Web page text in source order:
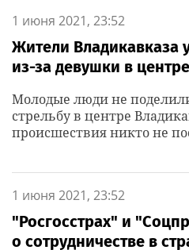
1 июня 2021, 23:52
Жители Владикавказа
из-за девушки в
Молодые люди не
стрельбу в центре
происшествия никто не
1 июня 2021, 23:52
"Росгосстрах" и
о сотрудничестве в